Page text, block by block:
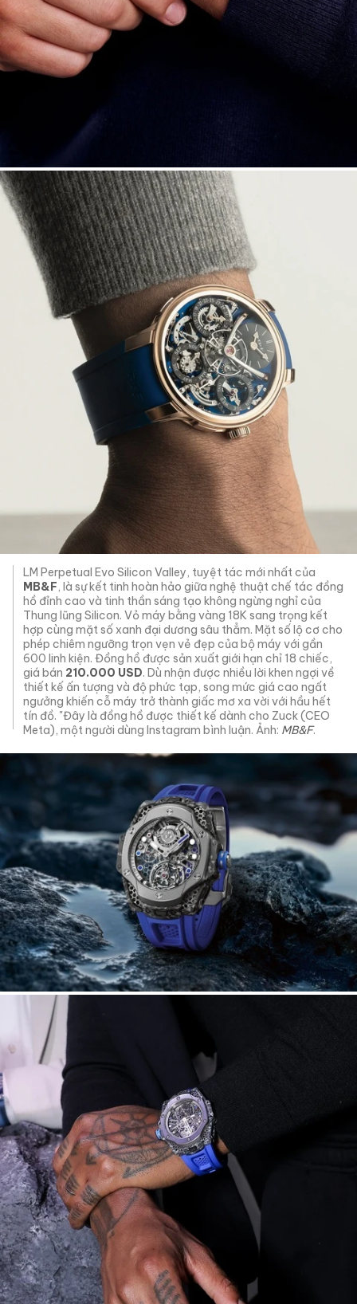
LM Perpetual Evo Silicon Valley, tuyệt tác mới nhất của
MB&F, là sự kết tinh hoàn hảo giữa nghệ thuật chế tác đồng
hồ đỉnh cao và tinh thần sáng tạo không ngừng nghỉ của
Thung lũng Silicon. Vỏ máy bằng vàng 18K sang trọng kết
hợp cùng mặt số xanh đại dương sâu thẳm. Mặt số lộ cơ cho
phép chiêm ngưỡng trọn vẹn vẻ đẹp của bộ máy với gần
600 linh kiện. Đồng hồ được sản xuất giới hạn chỉ 18 chiếc,
giá bán 210.000 USD. Dù nhận được nhiều lời khen ngợi về
thiết kế ấn tượng và độ phức tạp, song mức giá cao ngất
ngưởng khiến cỗ máy trở thành giấc mơ xa vời với hầu hết
tín đồ. "Đây là đồng hồ được thiết kế dành cho Zuck (CEO
Meta), một người dùng Instagram bình luận. Ảnh: MB&F.